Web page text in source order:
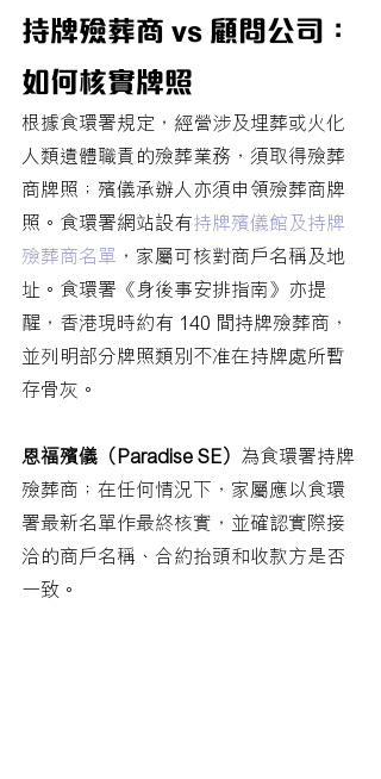
持牌殮葬商 vs 顧問公司：
如何核實牌照
根據食環署規定，經營涉及埋葬或火化
人類遺體職責的殮葬業務，須取得殮葬
商牌照；殯儀承辦人亦須申領殮葬商牌
照。食環署網站設有持牌殯儀館及持牌
殮葬商名單 ，家屬可核對商戶名稱及地
址。食環署《身後事安排指南》亦提
醒，香港現時約有 140 間持牌殮葬商，
並列明部分牌照類別不准在持牌處所暫
存骨灰。
恩福殯儀（Paradise SE）
為食環署持牌
殮葬商；在任何情況下，家屬應以食環
署最新名單作最終核實，並確認實際接
洽的商戶名稱、合約抬頭和收款方是否
一致。